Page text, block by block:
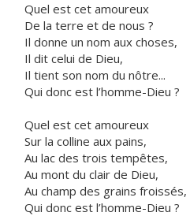
Quel est cet amoureux
De la terre et de nous ?
Il donne un nom aux choses,
Il dit celui de Dieu,
Il tient son nom du nôtre...
Qui donc est l’homme-Dieu ?
Quel est cet amoureux
Sur la colline aux pains,
Au lac des trois tempêtes,
Au mont du clair de Dieu,
Au champ des grains froissés,
Qui donc est l’homme-Dieu ?